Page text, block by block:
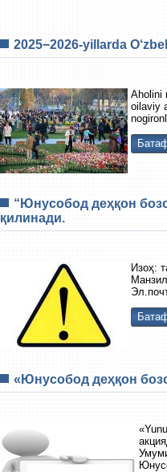
2025−2026-yillarda
Aholini
oilaviy
“Юнусобод деҳқон
қилинади.
Изоҳ:
«Юнусобод деҳқон